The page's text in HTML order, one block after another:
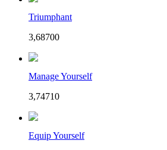
Triumphant
3,68700
Manage Yourself
3,74710
Equip Yourself